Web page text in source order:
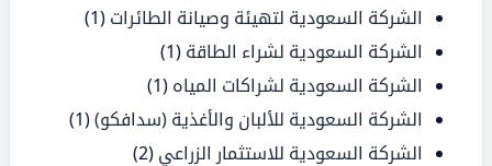
الشركة السعودية لتهيئة وصيانة الطائرات (1)
الشركة السعودية لشراء الطاقة (1)
الشركة السعودية لشراكات المياه (1)
الشركة السعودية للألبان والأغذية (سدافكو)(1)
الشركة السعودية للاستثمار الزراعي (2)